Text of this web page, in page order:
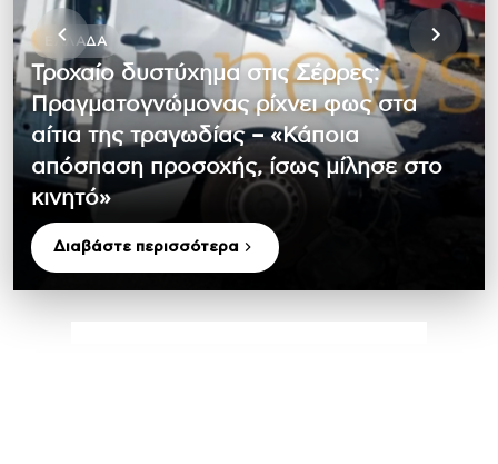
ΕΛΛΆΔΑ
Τροχαίο δυστύχημα στις Σέρρες:
Πραγματογνώμονας ρίχνει φως στα
αίτια της τραγωδίας – «Κάποια
απόσπαση προσοχής, ίσως μίλησε στο
κινητό»
Διαβάστε περισσότερα